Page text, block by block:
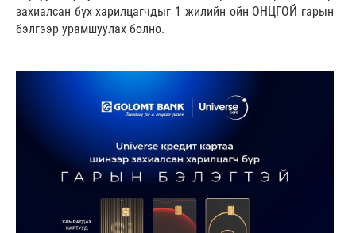
захиалсан бүх харилцагчдыг 1 жилийн ойн ОНЦГОЙ гарын
бэлгээр урамшуулах болно.